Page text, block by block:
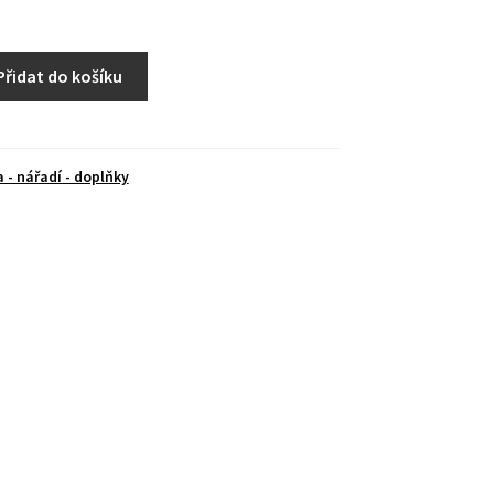
do košíku
- nářadí - doplňky